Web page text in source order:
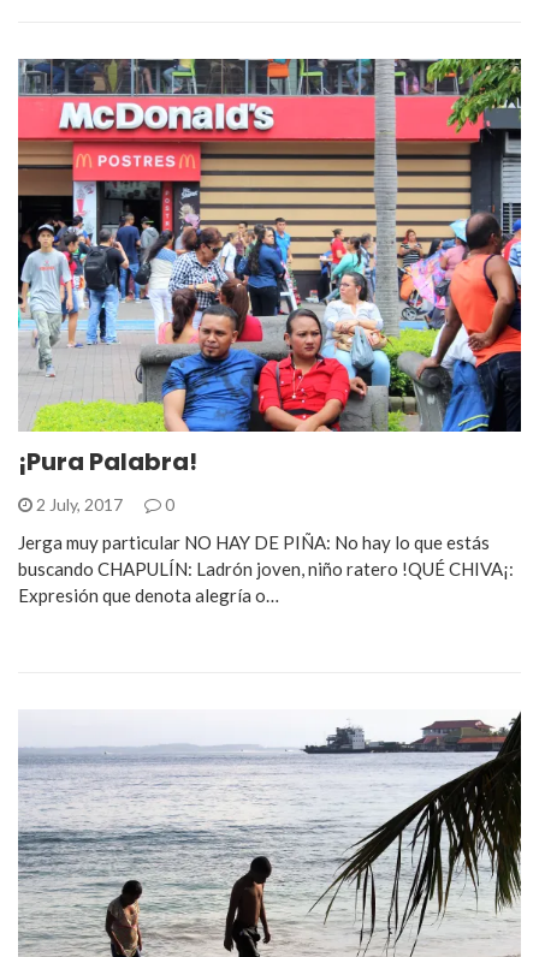
¡Pura Palabra!
2 July, 2017 0
Jerga muy particular NO HAY DE PIÑA: No hay lo que estás
buscando CHAPULÍN: Ladrón joven, niño ratero !QUÉ CHIVA¡:
Expresión que denota alegría o…